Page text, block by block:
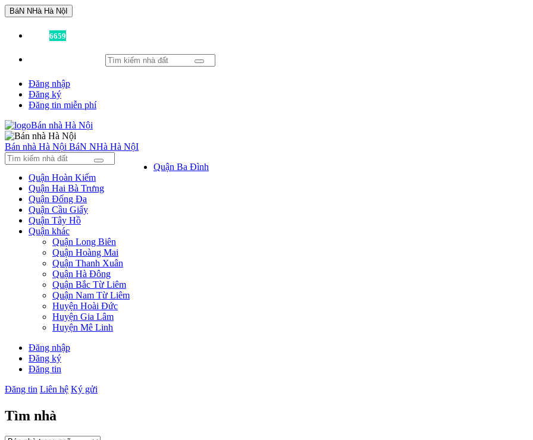
BáN NHà Hà NộI
6659
Đăng nhập
Đăng ký
Đăng tin miễn phí
Bán nhà Hà Nội BáN NHà Hà NộI
Quận Ba Đình
Quận Hoàn Kiếm
Quận Hai Bà Trưng
Quận Đống Đa
Quận Cầu Giấy
Quận Tây Hồ
Quận khác
Quận Long Biên
Quận Hoàng Mai
Quận Thanh Xuân
Quận Hà Đông
Quận Bắc Từ Liêm
Quận Nam Từ Liêm
Huyện Hoài Đức
Huyện Gia Lâm
Huyện Mê Linh
Đăng nhập
Đăng ký
Đăng tin
Đăng tin Liên hệ Ký gửi
Tìm nhà